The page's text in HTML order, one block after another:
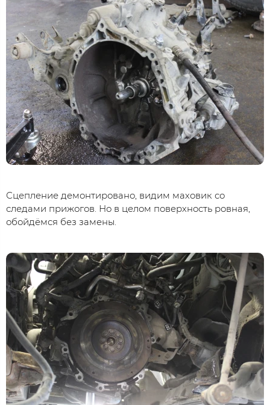
Сцепление демонтировано, видим маховик со
следами прижогов. Но в целом поверхность ровная,
обойдёмся без замены.